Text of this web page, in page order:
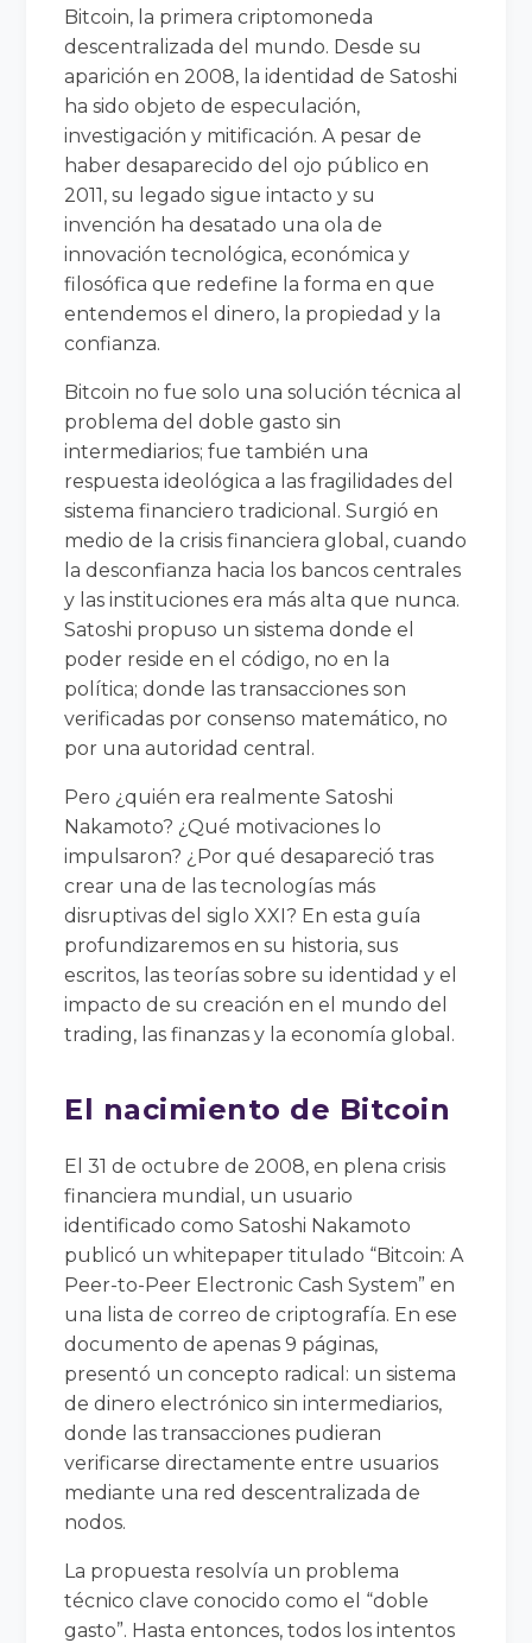
Bitcoin, la primera criptomoneda
descentralizada del mundo. Desde su
aparición en 2008, la identidad de Satoshi
ha sido objeto de especulación,
investigación y mitificación. A pesar de
haber desaparecido del ojo público en
2011, su legado sigue intacto y su
invención ha desatado una ola de
innovación tecnológica, económica y
filosófica que redefine la forma en que
entendemos el dinero, la propiedad y la
confianza.
Bitcoin no fue solo una solución técnica al
problema del doble gasto sin
intermediarios; fue también una
respuesta ideológica a las fragilidades del
sistema financiero tradicional. Surgió en
medio de la crisis financiera global, cuando
la desconfianza hacia los bancos centrales
y las instituciones era más alta que nunca.
Satoshi propuso un sistema donde el
poder reside en el código, no en la
política; donde las transacciones son
verificadas por consenso matemático, no
por una autoridad central.
Pero ¿quién era realmente Satoshi
Nakamoto? ¿Qué motivaciones lo
impulsaron? ¿Por qué desapareció tras
crear una de las tecnologías más
disruptivas del siglo XXI? En esta guía
profundizaremos en su historia, sus
escritos, las teorías sobre su identidad y el
impacto de su creación en el mundo del
trading, las finanzas y la economía global.
El nacimiento de Bitcoin
El 31 de octubre de 2008, en plena crisis
financiera mundial, un usuario
identificado como Satoshi Nakamoto
publicó un whitepaper titulado “Bitcoin: A
Peer-to-Peer Electronic Cash System” en
una lista de correo de criptografía. En ese
documento de apenas 9 páginas,
presentó un concepto radical: un sistema
de dinero electrónico sin intermediarios,
donde las transacciones pudieran
verificarse directamente entre usuarios
mediante una red descentralizada de
nodos.
La propuesta resolvía un problema
técnico clave conocido como el “doble
gasto”. Hasta entonces, todos los intentos